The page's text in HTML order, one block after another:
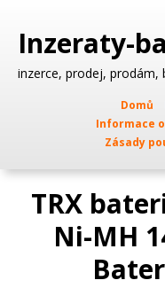
Inzeraty-
inzerce, prodej, prodám,
Domů
Informace
Zásady
TRX
Ni-MH